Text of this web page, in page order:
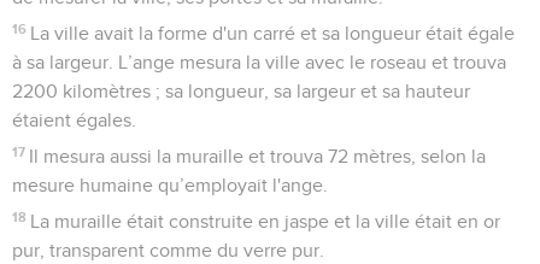
16 La ville avait la forme d'un carré et sa longueur était égale
à sa largeur. L’ange mesura la ville avec le roseau et trouva
2200 kilomètres ; sa longueur, sa largeur et sa hauteur
étaient égales.
17 Il mesura aussi la muraille et trouva 72 mètres, selon la
mesure humaine qu’employait l'ange.
18 La muraille était construite en jaspe et la ville était en or
pur, transparent comme du verre pur.